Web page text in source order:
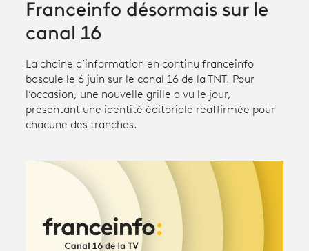
Avantages fidélité
Creators
Participer et assister à une émission
À votre écoute
Programme
Franceinfo désormais sur le
canal 16
La chaîne d’information en continu franceinfo
bascule le 6 juin sur le canal 16 de la TNT. Pour
l’occasion, une nouvelle grille a vu le jour,
présentant une identité éditoriale réaffirmée pour
chacune des tranches.